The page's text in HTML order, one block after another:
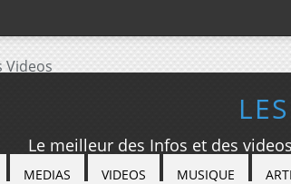
Le meilleur des Infos et des
MEDIAS VIDEOS MUSIQUE